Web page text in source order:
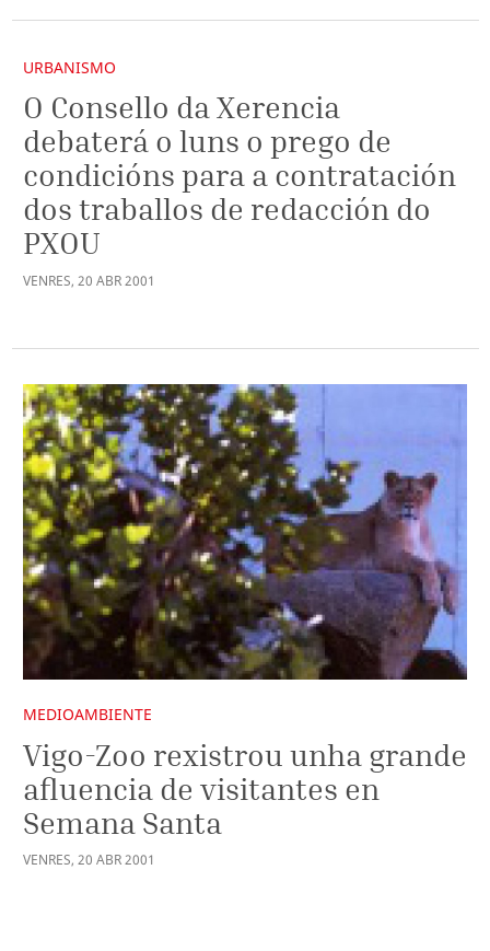
URBANISMO
O Consello da Xerencia
debaterá o luns o prego de
condicións para a contratación
dos traballos de redacción do
PXOU
VENRES, 20 ABR2001
MEDIOAMBIENTE
Vigo-Zoo rexistrou unha grande
afluencia de visitantes en
Semana Santa
VENRES, 20 ABR2001